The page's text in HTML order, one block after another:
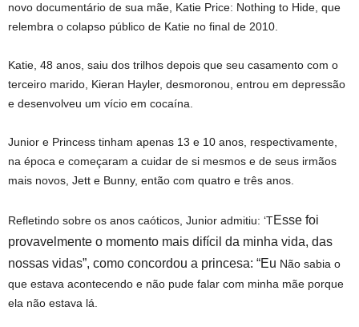
novo documentário de sua mãe, Katie Price: Nothing to Hide, que
relembra o colapso público de Katie no final de 2010.
Katie, 48 anos, saiu dos trilhos depois que seu casamento com o
terceiro marido, Kieran Hayler, desmoronou, entrou em depressão
e desenvolveu um vício em cocaína.
Junior e Princess tinham apenas 13 e 10 anos, respectivamente,
na época e começaram a cuidar de si mesmos e de seus irmãos
mais novos, Jett e Bunny, então com quatro e três anos.
Refletindo sobre os anos caóticos, Junior admitiu: ‘TEsse foi
provavelmente o momento mais difícil da minha vida, das
nossas vidas”, como concordou a princesa: “Eu Não sabia o
que estava acontecendo e não pude falar com minha mãe porque
ela não estava lá.